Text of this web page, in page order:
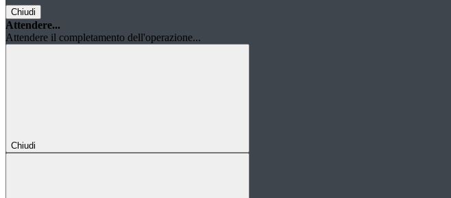
Chiudi
Attendere...
Attendere il completamento dell'operazione...
Chiudi